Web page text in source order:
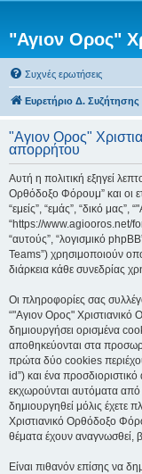
"Αγιον Ορος"
Συχνές ερωτήσεις
Ευρετήριο Δ. Συζήτησης
"Αγιον Ορος"
απορρήτου
Αυτή η πολιτική εξηγεί
Ορθόδοξο Φόρουμ” και οι
“εμείς”, “εμάς”, “δικό
“https://www.agiooros.net/
“αυτούς”, “λογισμικό
Teams”) χρησιμοποιούν
διάρκεια κάθε συνεδρίας
Οι πληροφορίες σας
“"Αγιον Ορος"
δημιουργήσει ορισμένα
αποθηκεύονται στα
πρώτα δύο cookies
id”) και ένα
εκχωρούνται αυτόματα
δημιουργηθεί μόλις έχετε
Χριστιανικό Ορθόδοξο
θέματα έχουν αναγνωσθεί,
Είναι πιθανόν επίσης να